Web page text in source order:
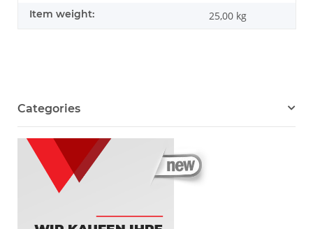
Item weight: 25,00 kg
Categories